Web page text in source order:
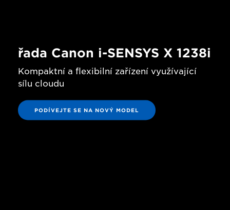
řada Canon i-SENSYS X 1238i
Kompaktní a flexibilní zařízení využívající
sílu cloudu
PODÍVEJTE SE NA NOVÝ MODEL